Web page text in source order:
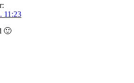
11:23
🙂